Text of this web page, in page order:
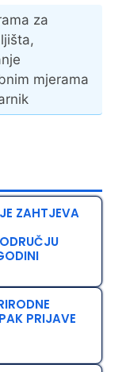
za
mjerama
ZAHTJEVA
PRIJAVE